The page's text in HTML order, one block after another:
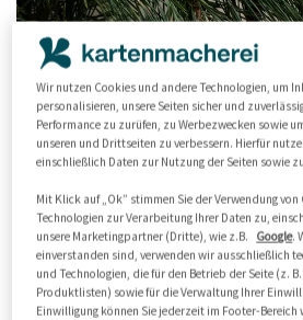
Wir nutzen Cookies und andere Technologien, um
personalisieren, unsere Seiten sicher und
Performance zu zurüfen, zu Werbezwecken sowie
unseren und Drittseiten zu verbessern. Hierfür
einschließlich Daten zur Nutzung der Seiten sowie
Mit Klick auf „Ok” stimmen Sie der Verwendung
Technologien zur Verarbeitung Ihrer Daten zu,
unsere Marketingpartner (Dritte), wie z.B.
Google.
einverstanden sind, verwenden wir ausschließlich
und Technologien, die für den Betrieb der Seite (z.
Produktlisten) sowie für die Verwaltung Ihrer
Einwilligung können Sie jederzeit im Footer-